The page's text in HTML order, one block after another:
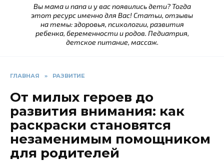
Вы мама и папа и у вас появились дети? Тогда
этот ресурс именно для Вас! Статьи, отзывы
на темы: здоровья, психологии, развития
ребенка, беременности и родов. Педиатрия,
детское питание, массаж.
ГЛАВНАЯ » РАЗВИТИЕ
От милых героев до
развития внимания: как
раскраски становятся
незаменимым помощником
для родителей